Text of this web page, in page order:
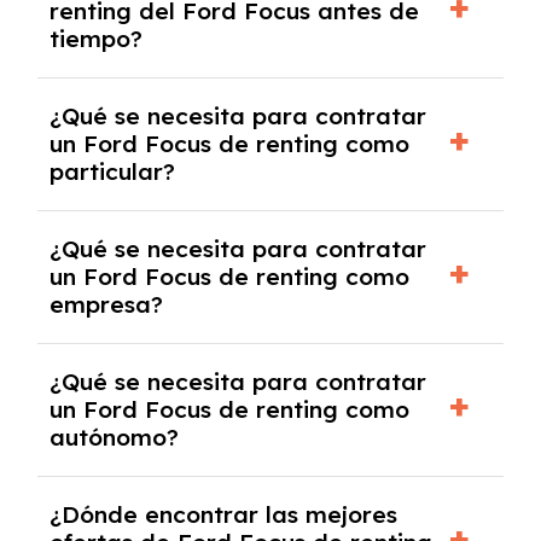
salvo en casos que lo exija el proveedor
debido al resultado del estudio de viabilidad
económica.
renting del Ford Focus antes de
tiempo?
pero puede haber penalizaciones por
cancelación anticipada. Es importante revisar
las condiciones del contrato y hablar con un
experto que te asesore.
¿Qué se necesita para contratar
un Ford Focus de renting como
particular?
y, en algunos casos, una consulta de solvencia
crediticia y un pago inicial.
¿Qué se necesita para contratar
un Ford Focus de renting como
empresa?
documentación financiera y, en algunos
casos, un informe de solvencia de la empresa
y un pago inicial.
¿Qué se necesita para contratar
un Ford Focus de renting como
autónomo?
autónomos, justificante de ingresos y, en
¿Dónde encontrar las mejores